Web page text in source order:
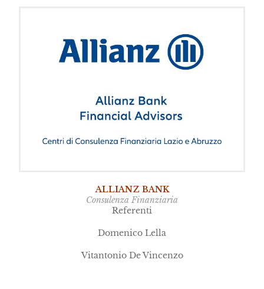
ALLIANZ BANK
Consulenza Finanziaria
Referenti
Domenico Lella
Vitantonio De Vincenzo